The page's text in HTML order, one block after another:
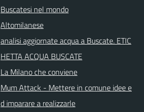
Buscatesi nel mondo
Altomilanese
analisi aggiornate acqua a Buscate. ETIC
HETTA ACQUA BUSCATE
La Milano che conviene
Mum Attack - Mettere in comune idee e
d imparare a realizzarle